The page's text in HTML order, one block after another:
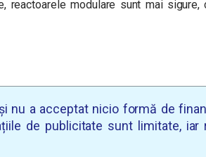
reactoarele modulare sunt mai sigure,
nu a acceptat nicio formă de
de publicitate sunt limitate, iar